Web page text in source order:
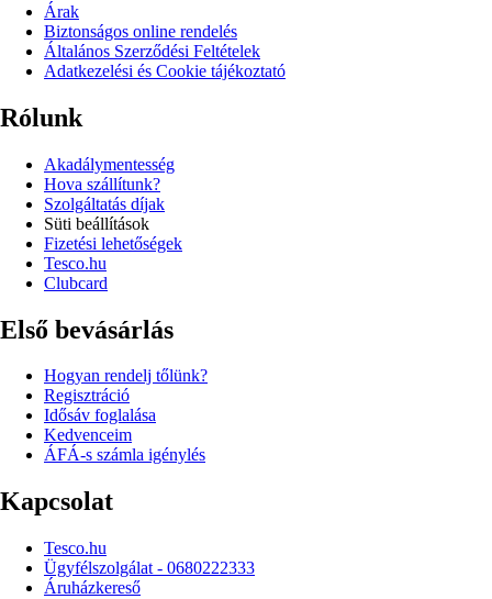
Árak
Biztonságos online rendelés
Általános Szerződési Feltételek
Adatkezelési és Cookie tájékoztató
Rólunk
Akadálymentesség
Hova szállítunk?
Szolgáltatás díjak
Süti beállítások
Fizetési lehetőségek
Tesco.hu
Clubcard
Első bevásárlás
Hogyan rendelj tőlünk?
Regisztráció
Idősáv foglalása
Kedvenceim
ÁFÁ-s számla igénylés
Kapcsolat
Tesco.hu
Ügyfélszolgálat - 0680222333
Áruházkereső